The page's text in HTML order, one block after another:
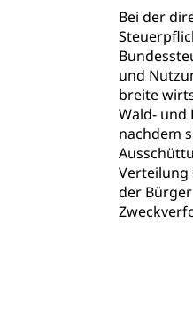
Bei der
und
breite
Wald- und
nachdem
Verteilung
der
Staat und